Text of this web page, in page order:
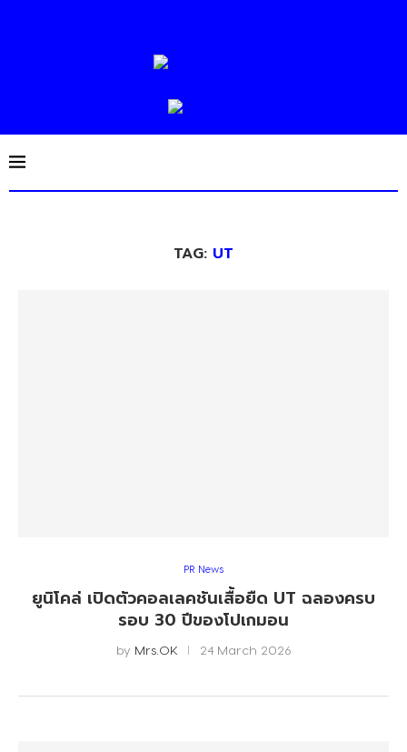
TAG: UT
PR News
ยูนิโคล่ เปิดตัวคอลเลคชันเสื้อยืด UT ฉลองครบ
รอบ 30 ปีของโปเกมอน
by Mrs.OK 24 March 2026